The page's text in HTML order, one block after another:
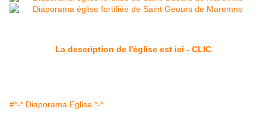
La description de l'église est ici - CLIC
#*-* Diaporama Eglise *-*